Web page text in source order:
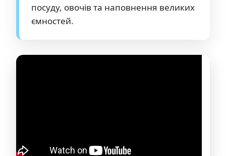
посуду, овочів та наповнення великих
ємностей.